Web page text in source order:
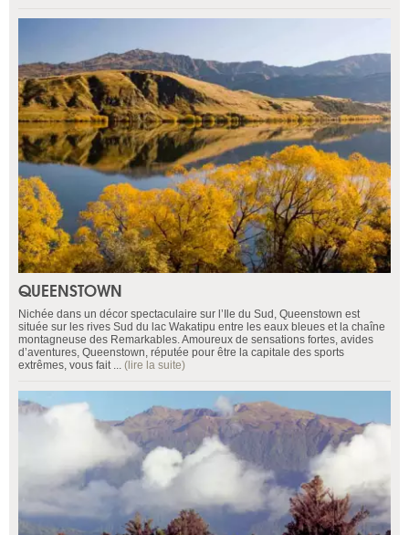
QUEENSTOWN
Nichée dans un décor spectaculaire sur l’Ile du Sud, Queenstown est
située sur les rives Sud du lac Wakatipu entre les eaux bleues et la chaîne
montagneuse des Remarkables. Amoureux de sensations fortes, avides
d’aventures, Queenstown, réputée pour être la capitale des sports
extrêmes, vous fait ... (lire la suite)